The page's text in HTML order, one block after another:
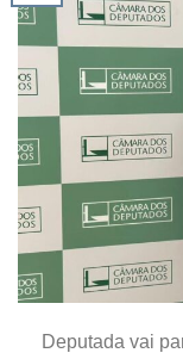
Deputada vai